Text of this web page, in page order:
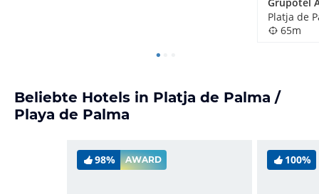
65m
Beliebte Hotels in Platja de Palma /
Playa de Palma
98% AWARD 100%